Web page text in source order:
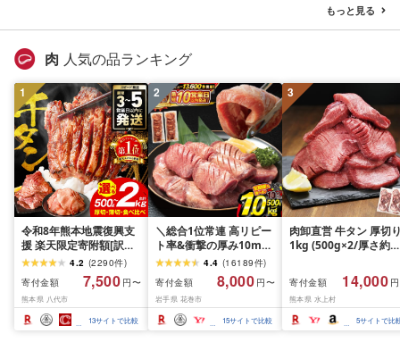
グ対象)
もっと見る
肉 人気の品ランキング
1
令和8年熊本地震復興支
援 楽天限定寄附額[訳あ
り]牛タン 500g〜2kg 肉
牛肉 訳あり 牛タン 冷凍
小分け 厚切り 薄切り 食
べ比べ 500g 1kg 1.5kg
2kg 牛 人気 ビーフ 牛た
ん ふるさと納税 ランキ
4.2 (2290件)
寄付金額
7,500 円〜
熊本県 八代市
13サイトで比較
2
＼総合1位常連 高リピー
ト率&衝撃の厚み10mm
厚切り牛タン 塩味/ ≪ス
ピード発送!!10営業日以
内発送≫ 選べる内容量
500g / 1kg 定期便 毎月
届く 牛肉 肉 BBQ ふるさ
と 人気 ランキング 岩手
4.4 (16189件)
寄付金額
8,000 円〜
岩手県 花巻市
15サイトで比較
3
肉卸直営 牛タン 厚切
1kg (500g×2/厚さ約
牛肉 焼肉 冷凍 スライ
業務用 バーベキュー
BBQ おつまみ ギフト
祝い お中元 夏ギフト
寄付金額 14,000
熊本県 水上村
5サイトで比